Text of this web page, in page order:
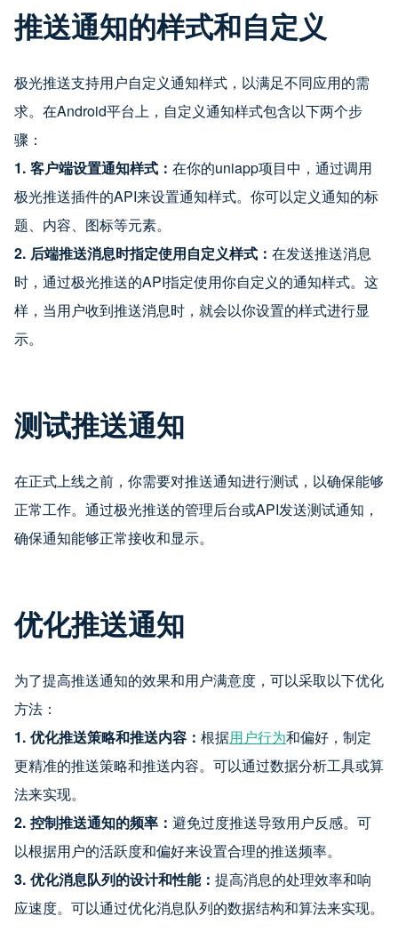
推送通知的样式和自定义
极光推送支持用户自定义通知样式，以满足不同应用的需
求。在Android平台上，自定义通知样式包含以下两个步
骤：
1. 客户端设置通知样式： 在你的uniapp项目中，通过调用
极光推送插件的API来设置通知样式。你可以定义通知的标
题、内容、图标等元素。
2. 后端推送消息时指定使用自定义样式： 在发送推送消息
时，通过极光推送的API指定使用你自定义的通知样式。这
样，当用户收到推送消息时，就会以你设置的样式进行显
示。
测试推送通知
在正式上线之前，你需要对推送通知进行测试，以确保能够
正常工作。通过极光推送的管理后台或API发送测试通知，
确保通知能够正常接收和显示。
优化推送通知
为了提高推送通知的效果和用户满意度，可以采取以下优化
方法：
1. 优化推送策略和推送内容： 根据用户行为和偏好，制定
更精准的推送策略和推送内容。可以通过数据分析工具或算
法来实现。
2. 控制推送通知的频率： 避免过度推送导致用户反感。可
以根据用户的活跃度和偏好来设置合理的推送频率。
3. 优化消息队列的设计和性能： 提高消息的处理效率和响
应速度。可以通过优化消息队列的数据结构和算法来实现。